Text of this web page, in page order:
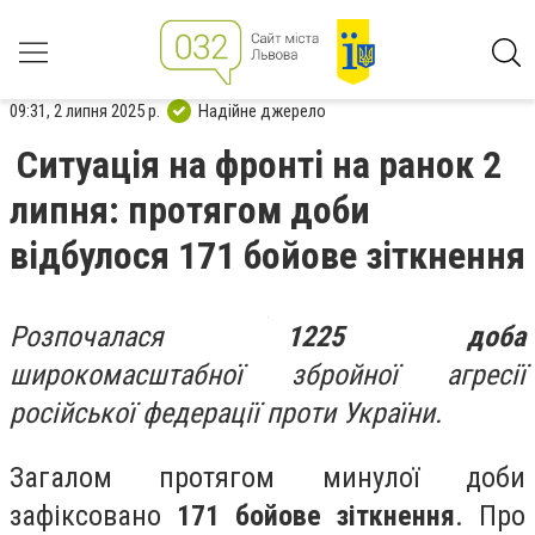
09:31, 2 липня 2025 р. Надійне джерело
Ситуація на фронті на ранок 2
липня: протягом доби
відбулося 171 бойове зіткнення
Розпочалася
1225 доба
широкомасштабної збройної агресії
російської федерації проти України.
Загалом протягом минулої доби
зафіксовано 171 бойове зіткнення. Про